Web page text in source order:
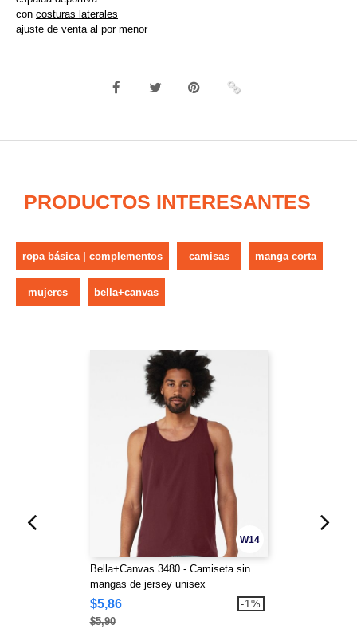
con costuras laterales
ajuste de venta al por menor
PRODUCTOS INTERESANTES
ropa básica | complementos camisas manga corta
mujeres bella+canvas
W14
Bella+Canvas 3480 - Camiseta sin
mangas de jersey unisex
$5,86
$5,90
-1%